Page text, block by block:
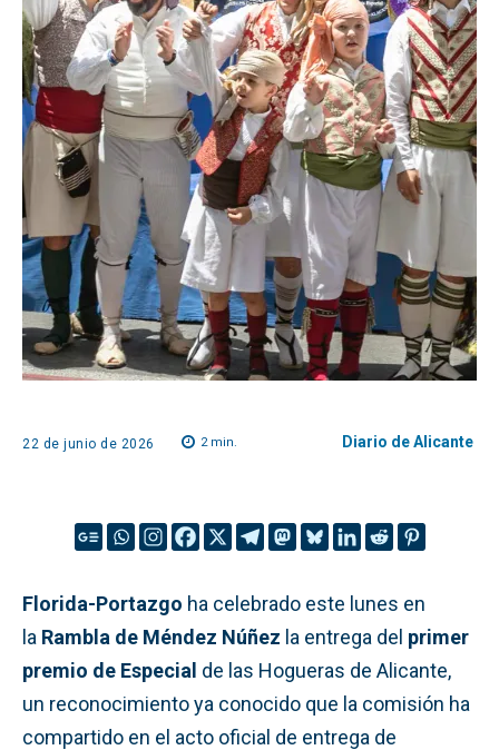
22 de junio de 2026 2min. Diario de Alicante
Florida-Portazgo ha celebrado este lunes en
la Rambla de Méndez Núñez la entrega del primer
premio de Especial de las Hogueras de Alicante,
un reconocimiento ya conocido que la comisión ha
compartido en el acto oficial de entrega de